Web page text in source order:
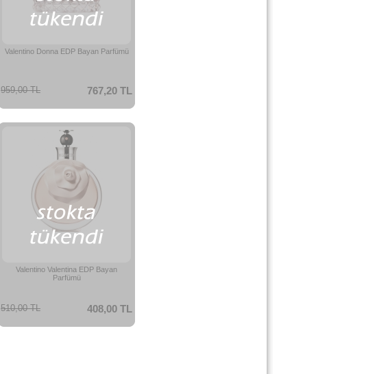
Valentino Donna EDP Bayan Parfümü
767,20 TL
959,00 TL
Valentino Valentina EDP Bayan
Parfümü
408,00 TL
510,00 TL